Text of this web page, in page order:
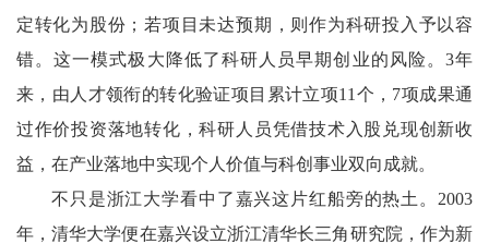
定转化为股份；若项目未达预期，则作为科研投入予以容
错。这一模式极大降低了科研人员早期创业的风险。3年
来，由人才领衔的转化验证项目累计立项11个，7项成果通
过作价投资落地转化，科研人员凭借技术入股兑现创新收
益，在产业落地中实现个人价值与科创事业双向成就。
不只是浙江大学看中了嘉兴这片红船旁的热土。2003
年，清华大学便在嘉兴设立浙江清华长三角研究院，作为新